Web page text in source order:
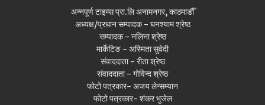
अन्नपूर्ण टाइम्स प्रा.लि अनामनगर, काठमाडौँ
अध्यक्ष/प्रधान सम्पादक - घनश्याम श्रेष्ठ
सम्पादक - नलिना श्रेष्ठ
मार्केटिङ - अस्मिता सुवेदी
संवाददाता - रीता श्रेष्ठ
संवाददाता - गोविन्द श्रेष्ठ
फोटो पत्रकार- अजय लेन्सम्यान
फोटो पत्रकार- शंकर भुजेल